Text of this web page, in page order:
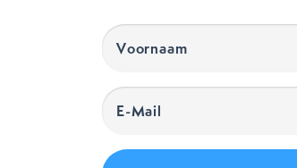
Voornaam
(Vereist)
E-
Mail